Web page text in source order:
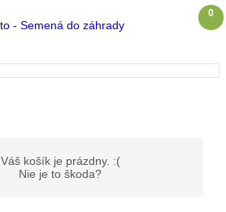
0
Váš košík je prázdny. :(
Nie je to škoda?